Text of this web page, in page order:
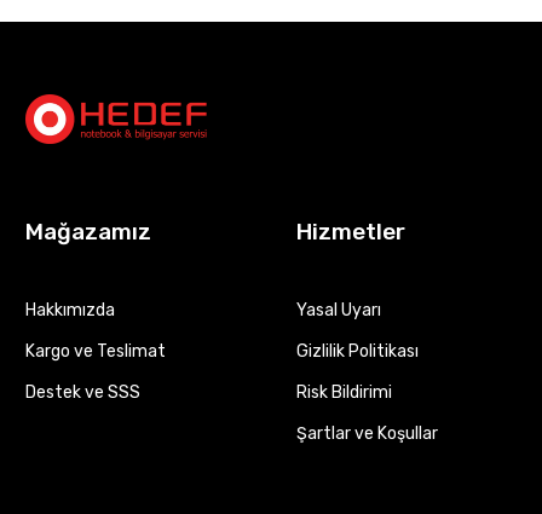
Mağazamız
Hakkımızda
Kargo ve Teslimat
Destek ve SSS
Hizmetler
Yasal Uyarı
Gizlilik Politikası
Risk Bildirimi
Şartlar ve Koşullar